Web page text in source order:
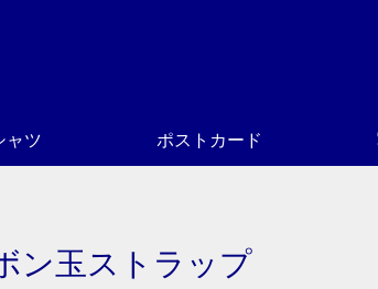
ャツ ポストカード
ン玉ストラップ